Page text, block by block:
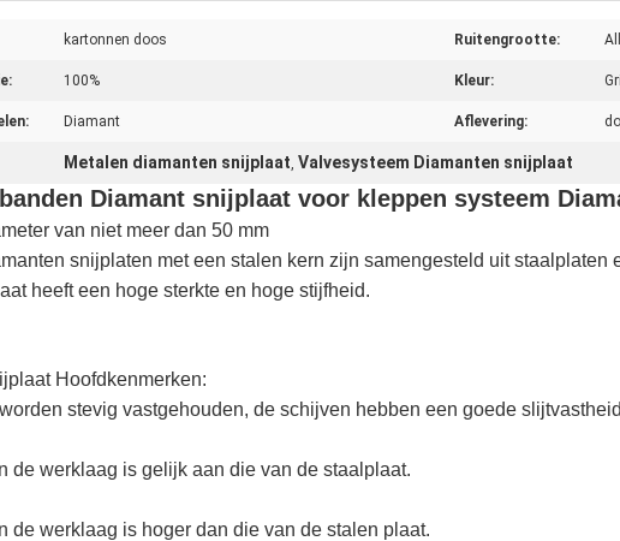
kartonnen doos Ruitengrootte:
100% Kleur:
Diamant Aflevering:
Metalen diamanten snijplaat, Valvesysteem Diamanten snijplaat
Diamant snijplaat voor kleppen systeem
van niet meer dan 50 mm
snijplaten met een stalen kern zijn samengesteld uit staalplaten
heeft een hoge sterkte en hoge stijfheid.
Hoofdkenmerken:
stevig vastgehouden, de schijven hebben een goede
de werklaag is gelijk aan die van de staalplaat.
de werklaag is hoger dan die van de stalen plaat.